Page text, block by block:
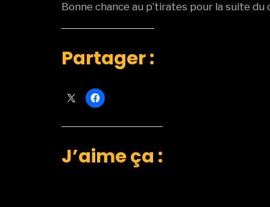
Bonne chance au p’tirates pour la suite du
Partager :
J’aime ça :